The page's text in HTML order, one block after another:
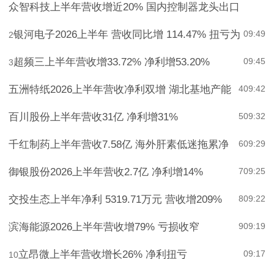
众智科技上半年营收增近20% 国内控制器龙头出口
09:49
2银河电子2026上半年 营收同比增 114.47% 扭亏为
09:45
3超频三上半年营收增33.72% 净利增53.20%
09:42
4
五洲特纸2026上半年营收净利双增 湖北基地产能
09:32
5
百川股份上半年营收31亿 净利增31%
09:29
6
千红制药上半年营收7.58亿 海外肝素低迷拖累净
09:25
7
御银股份2026上半年营收2.7亿 净利增14%
09:22
8
交投生态上半年净利 5319.71万元 营收增209%
09:19
9
滨海能源2026上半年营收增79% 亏损收窄
09:17
10立昂微上半年营收增长26% 净利扭亏